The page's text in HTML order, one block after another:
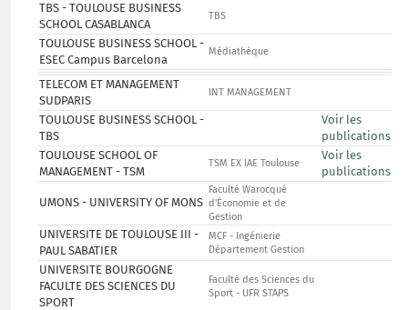
TBS - TOULOUSE BUSINESS
SCHOOL CASABLANCA
TBS
TOULOUSE BUSINESS SCHOOL -
ESEC Campus Barcelona
Médiathèque
TELECOM ET MANAGEMENT
SUDPARIS
INT MANAGEMENT
TOULOUSE BUSINESS SCHOOL -
TBS
Voir les
publications
TOULOUSE SCHOOL OF
MANAGEMENT - TSM
TSM EX IAE Toulouse
Voir les
publications
UMONS - UNIVERSITY OF MONS
Faculté Warocqué
d'Économie et de
Gestion
UNIVERSITE DE TOULOUSE III -
PAUL SABATIER
MCF - Ingénierie
Département Gestion
UNIVERSITE BOURGOGNE
FACULTE DES SCIENCES DU
SPORT
Faculté des Sciences du
Sport - UFR STAPS